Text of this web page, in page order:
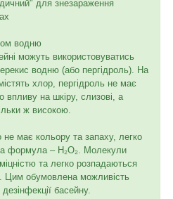
для знезараження
водню
можуть використовуватись
водню (або пергідроль). На
хлор, пергідроль не має
впливу на шкіру, слизові, а
ж високою.
має кольору та запаху, легко
формула – H₂O₂. Молекули
та легко розпадаються
Цим обумовлена ​​можливість
басейну.